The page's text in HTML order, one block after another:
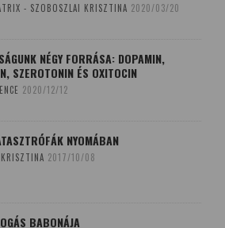
- SZOBOSZLAI KRISZTINA 2020/03/20
NÉGY FORRÁSA: DOPAMIN,
SZEROTONIN ÉS OXITOCIN
2020/12/12
NYOMÁBAN
2017/10/08
BABONÁJA